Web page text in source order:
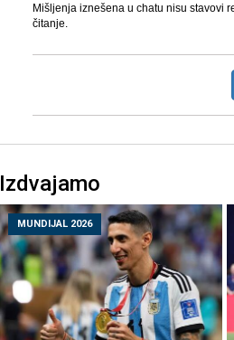
Mišljenja iznešena u chatu nisu stavovi
čitanje.
Izdvajamo
MUNDIJAL 2026